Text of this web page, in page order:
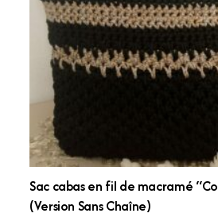
Sac cabas en fil de macramé
(Version Sans Chaîne)